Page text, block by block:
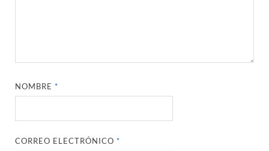
NOMBRE*
CORREO ELECTRÓNICO*